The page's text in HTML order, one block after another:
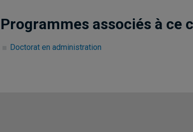
Programmes associés à ce
Doctorat en administration